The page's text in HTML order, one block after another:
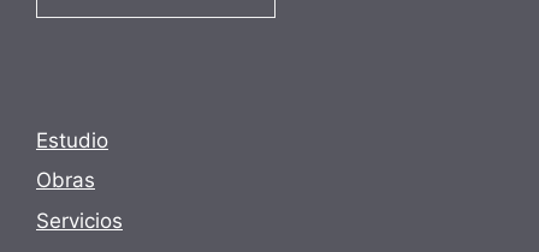
Estudio
Obras
Servicios